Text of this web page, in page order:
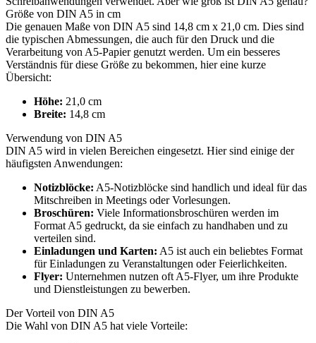
Größe von DIN A5 in cm
Die genauen Maße von DIN A5 sind 14,8 cm x 21,0 cm. Dies sind
die typischen Abmessungen, die auch für den Druck und die
Verarbeitung von A5-Papier genutzt werden. Um ein besseres
Verständnis für diese Größe zu bekommen, hier eine kurze
Übersicht:
Höhe: 21,0 cm
Breite: 14,8 cm
Verwendung von DIN A5
DIN A5 wird in vielen Bereichen eingesetzt. Hier sind einige der
häufigsten Anwendungen:
Notizblöcke: A5-Notizblöcke sind handlich und ideal für das
Mitschreiben in Meetings oder Vorlesungen.
Broschüren: Viele Informationsbroschüren werden im
Format A5 gedruckt, da sie einfach zu handhaben und zu
verteilen sind.
Einladungen und Karten: A5 ist auch ein beliebtes Format
für Einladungen zu Veranstaltungen oder Feierlichkeiten.
Flyer: Unternehmen nutzen oft A5-Flyer, um ihre Produkte
und Dienstleistungen zu bewerben.
Der Vorteil von DIN A5
Die Wahl von DIN A5 hat viele Vorteile: